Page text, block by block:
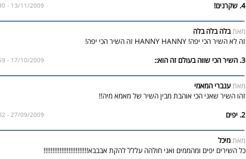
4. שקרנים!
13/11/2009 - 12:30
מאתבלה בלה בלה
זה לא השיר הכי יפה! HANNY HANNY זה השיר הכי יפה!
3. השיר הכי שווה בעולם זה הוא::
17/10/2009 - 17:59
מאתענברי המאמי
זהו השיר שאני הכי אוהבת מבין השיר של מאמא מיה!!
2. יפים
27/09/2009 - 15:02
מאתמיכל
כל השירים יפים ומהממים ואני חולהה עללל להקת אבבבא!!!!!!!!!!!!!!!!!!!!!!!!!